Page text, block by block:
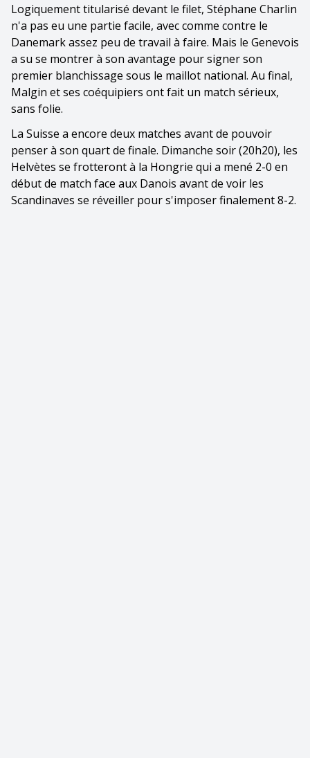
Logiquement titularisé devant le filet, Stéphane Charlin
n'a pas eu une partie facile, avec comme contre le
Danemark assez peu de travail à faire. Mais le Genevois
a su se montrer à son avantage pour signer son
premier blanchissage sous le maillot national. Au final,
Malgin et ses coéquipiers ont fait un match sérieux,
sans folie.
La Suisse a encore deux matches avant de pouvoir
penser à son quart de finale. Dimanche soir (20h20), les
Helvètes se frotteront à la Hongrie qui a mené 2-0 en
début de match face aux Danois avant de voir les
Scandinaves se réveiller pour s'imposer finalement 8-2.